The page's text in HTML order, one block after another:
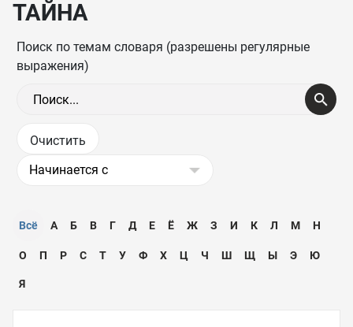
ТАЙНА
Поиск по темам словаря (разрешены регулярные
выражения)
Всё А Б В Г Д Е Ё Ж З И К Л М Н
О П Р С Т У Ф Х Ц Ч Ш Щ Ы Э Ю
Я